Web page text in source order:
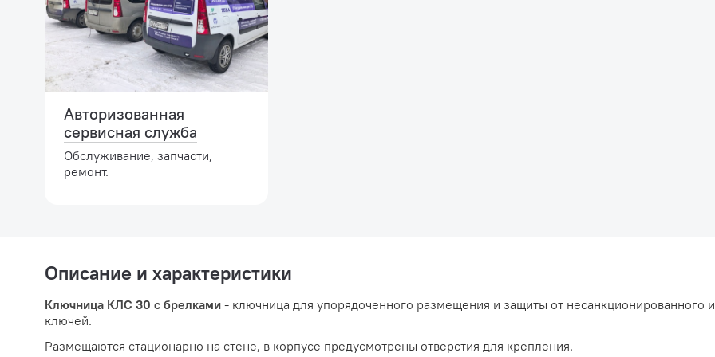
Авторизованная
сервисная служба
Обслуживание, запчасти,
ремонт.
Описание и характеристики
Ключница КЛС 30 с брелками - ключница для упорядоченного размещения и защиты от несанкционированного
ключей.
Размещаются стационарно на стене, в корпусе предусмотрены отверстия для крепления.